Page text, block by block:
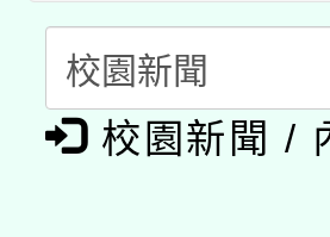
暨閱讀推動
科技賦能─
礎課程
A3數位素養
「數位內容
校園新聞 /